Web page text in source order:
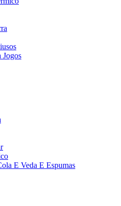
Jogos
E Veda E Espumas